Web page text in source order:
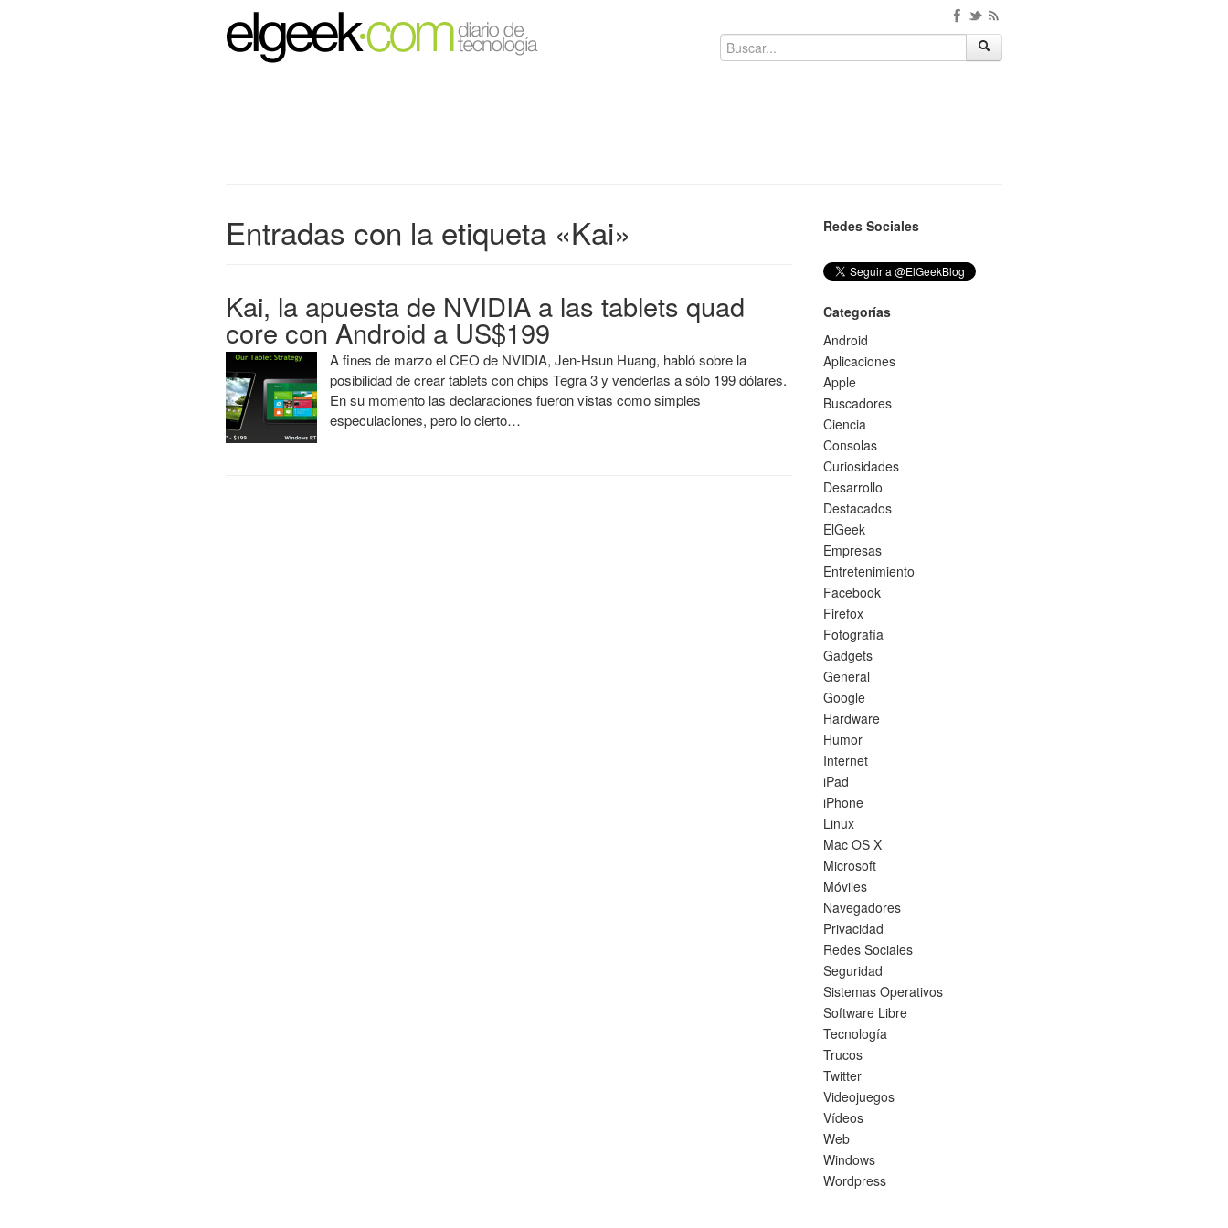
Entradas con la etiqueta «Kai»
Kai, la apuesta de NVIDIA a las tablets quad
core con Android a US$199
A fines de marzo el CEO de NVIDIA, Jen-Hsun Huang, habló sobre la
posibilidad de crear tablets con chips Tegra 3 y venderlas a sólo 199 dólares.
En su momento las declaraciones fueron vistas como simples
especulaciones, pero lo cierto…
Redes Sociales
Categorías
Android
Aplicaciones
Apple
Buscadores
Ciencia
Consolas
Curiosidades
Desarrollo
Destacados
ElGeek
Empresas
Entretenimiento
Facebook
Firefox
Fotografía
Gadgets
General
Google
Hardware
Humor
Internet
iPad
iPhone
Linux
Mac OS X
Microsoft
Móviles
Navegadores
Privacidad
Redes Sociales
Seguridad
Sistemas Operativos
Software Libre
Tecnología
Trucos
Twitter
Videojuegos
Vídeos
Web
Windows
Wordpress
–